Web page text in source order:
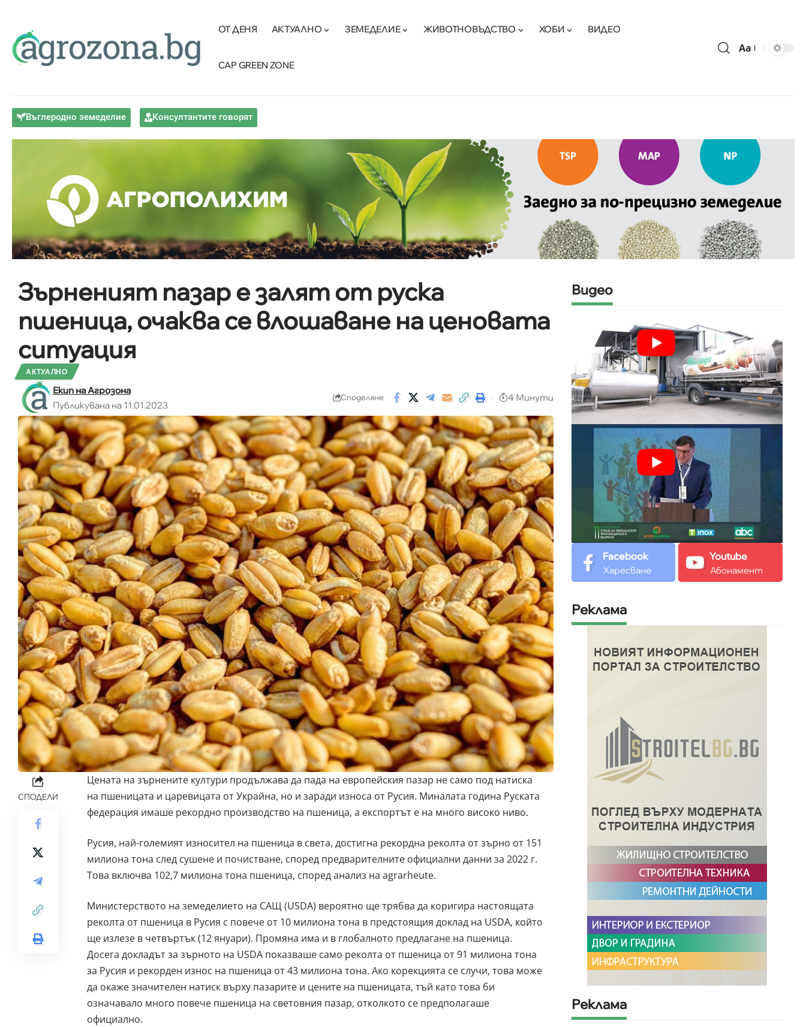
ОТ ДЕНЯ АКТУАЛНО ЗЕМЕДЕЛИЕ ЖИВОТНОВЪДСТВО ХОБИ ВИДЕО
CAP GREEN ZONE
Aa
Въглеродно земеделие Консултантите говорят
Зърненият пазар е залят от руска
пшеница, очаква се влошаване на ценовата
ситуация
АКТУАЛНО
Екип на Агрозона
Публикувана на 11.01.2023
Споделяне 4 Минути
СПОДЕЛИ
Цената на зърнените култури продължава да пада на европейския пазар не само под натиска
на пшеницата и царевицата от Украйна, но и заради износа от Русия. Миналата година Руската
федерация имаше рекордно производство на пшеница, а експортът е на много високо ниво.
Русия, най-големият износител на пшеница в света, достигна рекордна реколта от зърно от 151
милиона тона след сушене и почистване, според предварителните официални данни за 2022 г.
Това включва 102,7 милиона тона пшеница, според анализ на agrarheute.
Министерството на земеделието на САЩ (USDA) вероятно ще трябва да коригира настоящата
реколта от пшеница в Русия с повече от 10 милиона тона в предстоящия доклад на USDA, който
ще излезе в четвъртък (12 януари). Промяна има и в глобалното предлагане на пшеница.
Досега докладът за зърното на USDA показваше само реколта от пшеница от 91 милиона тона
за Русия и рекорден износ на пшеница от 43 милиона тона. Ако корекцията се случи, това може
да окаже значителен натиск върху пазарите и цените на пшеницата, тъй като това би
означавало много повече пшеница на световния пазар, отколкото се предполагаше
официално.
Видео
Facebook
Харесване
Youtube
Абонамент
Реклама
Реклама